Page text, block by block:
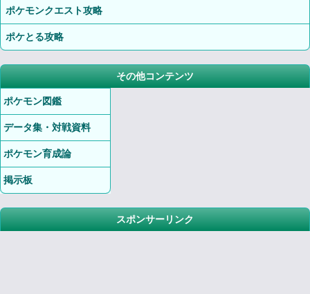
ポケモンクエスト攻略
ポケとる攻略
その他コンテンツ
ポケモン図鑑
データ集・対戦資料
ポケモン育成論
掲示板
スポンサーリンク